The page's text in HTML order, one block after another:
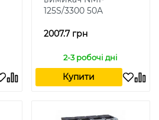
125S/3300 50A
2007.7 грн
2-3 робочі дні
Купити